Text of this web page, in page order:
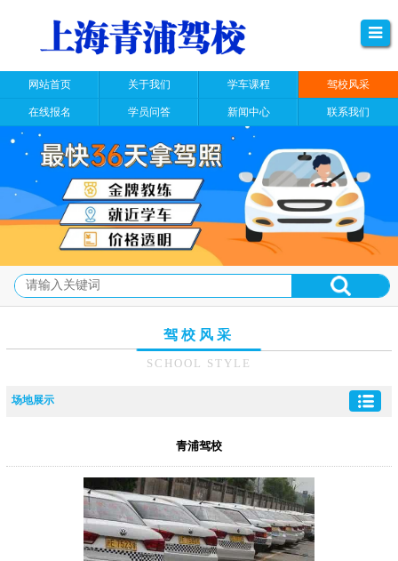
网站首页 关于我们 学车课程 驾校风采
在线报名 学员问答 新闻中心 联系我们
驾校风采
SCHOOL STYLE
场地展示
青浦驾校